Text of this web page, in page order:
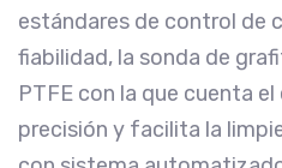
estándares de control de
fiabilidad, la sonda de
PTFE con la que cuenta
precisión y facilita la